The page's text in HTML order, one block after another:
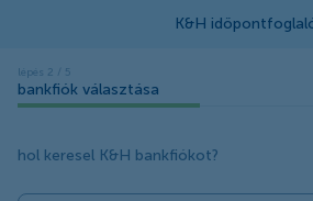
bankfiók választása
hol keresel K&H bankfiókot?